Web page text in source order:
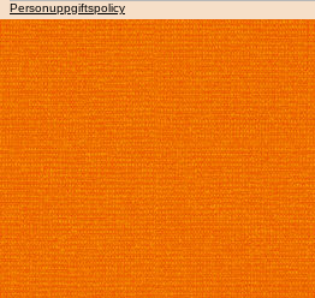
Personuppgiftspolicy